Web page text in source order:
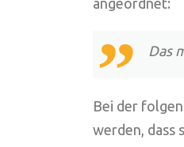
angeordnet:
Das
Bei der
werden, dass